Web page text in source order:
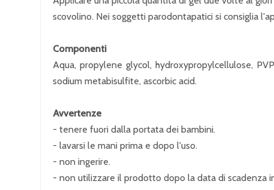
scovolino. Nei soggetti parodontapatici si consiglia
Componenti
Aqua, propylene glycol, hydroxypropylcellulose,
sodium metabisulfite, ascorbic acid.
Avvertenze
- tenere fuori dalla portata dei bambini.
- lavarsi le mani prima e dopo l'uso.
- non ingerire.
- non utilizzare il prodotto dopo la data di scadenza